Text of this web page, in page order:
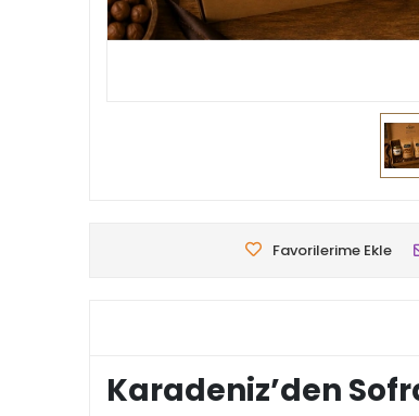
Favorilerime Ekle
Karadeniz’den